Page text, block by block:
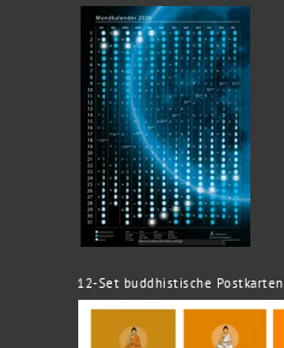
12-Set buddhistische Postkarten